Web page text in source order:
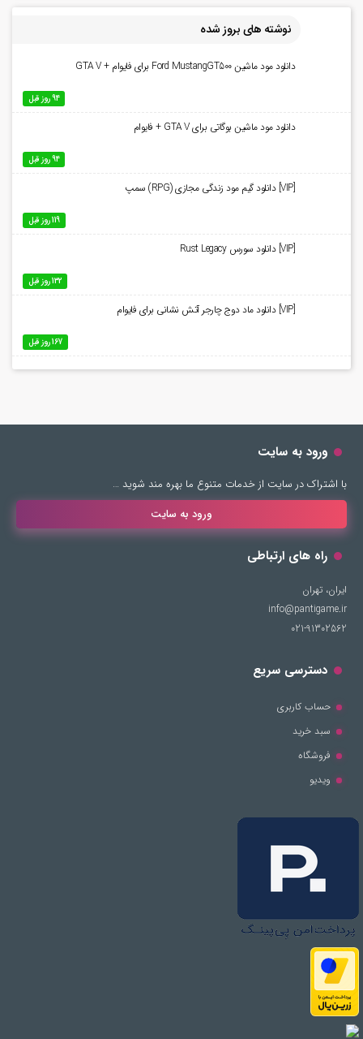
نوشته های بروز شده
دانلود مود ماشین Ford MustangGT500 برای فایوام + GTA V
94 روز قبل
دانلود مود ماشین بوگاتی برای GTA V + فایوام
94 روز قبل
[VIP] دانلود گیم مود زندگی مجازی (RPG) سمپ
119 روز قبل
[VIP] دانلود سورس Rust Legacy
132 روز قبل
[VIP] دانلود ماد دوج چارجر آتش نشانی برای فایوام
167 روز قبل
ورود به سایت
با اشتراک در سایت از خدمات متنوع ما بهره مند شوید …
ورود به سایت
راه های ارتباطی
ایران، تهران
info@pantigame.ir
021-91302562
دسترسی سریع
حساب کاربری
سبد خرید
فروشگاه
ویدیو